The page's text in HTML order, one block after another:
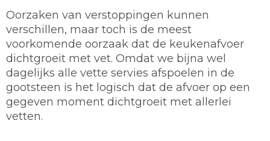
Oorzaken van verstoppingen kunnen
verschillen, maar toch is de meest
voorkomende oorzaak dat de keukenafvoer
dichtgroeit met vet. Omdat we bijna wel
dagelijks alle vette servies afspoelen in de
gootsteen is het logisch dat de afvoer op een
gegeven moment dichtgroeit met allerlei
vetten.